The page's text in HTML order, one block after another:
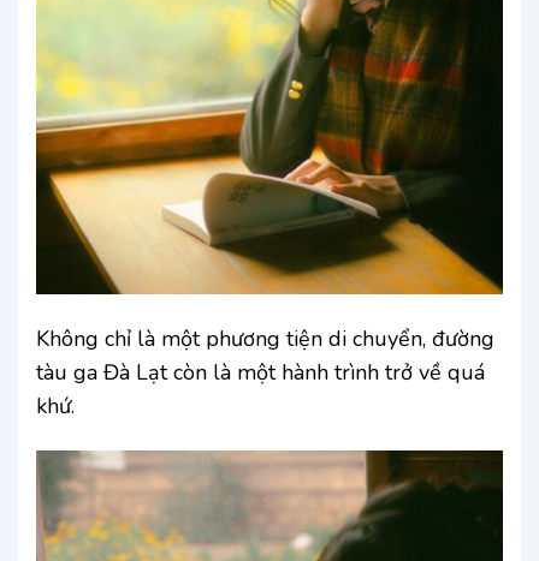
Không chỉ là một phương tiện di chuyển, đường
tàu ga Đà Lạt còn là một hành trình trở về quá
khứ.